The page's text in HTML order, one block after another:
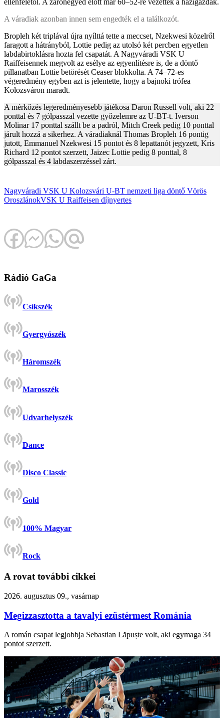
A váradiak azonban innen sem engedték el a találkozót.
Bropleh két triplával újra nyílttá tette a meccset, Nzekwesi közelről
faragott a hátrányból, Lottie pedig az utolsó két percben egyetlen
labdabirtoklásra hozta fel csapatát. A Nagyváradi VSK U
Raiffeisennek megvolt az esélye az egyenlítésre is, de a döntő
pillanatban Lottie betörését Ceaser blokkolta. A 74–72-es
végeredmény egyben azt is jelentette, hogy a bajnoki trófea
Kolozsváron maradt.
A mérkőzés legeredményesebb játékosa Daron Russell volt, aki 22
ponttal és 7 gólpasszal vezette győzelemre az U-BT-t. Iverson
Molinar 17 ponttal szállt be a padról, Mitch Creek pedig 10 ponttal
járult hozzá a sikerhez. A váradiaknál Thomas Bropleh 16 pontig
jutott, Emmanuel Nzekwesi 15 pontot és 8 lepattanót jegyzett, Kris
Richard 12 pontot szerzett, Jaizec Lottie pedig 8 ponttal, 8
gólpasszal és 4 labdaszerzéssel zárt.
Nagyváradi VSK U Kolozsvári U-BT nemzeti liga döntő Vörös
OroszlánokVSK U Raiffeisen díjnyertes
Rádió GaGa
Csíkszék
Gyergyószék
Háromszék
Marosszék
Udvarhelyszék
Dance
Disco Classic
Gold
100% Magyar
Rock
A rovat további cikkei
2026. augusztus 09., vasárnap
Megizzasztotta a tavalyi ezüstérmest Románia
A román csapat legjobbja Sebastian Lăpuște volt, aki egymaga 34
pontot szerzett.